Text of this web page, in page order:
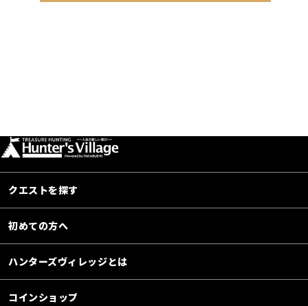
クエストを探す
初めての方へ
ハンターズヴィレッジとは
コインショップ